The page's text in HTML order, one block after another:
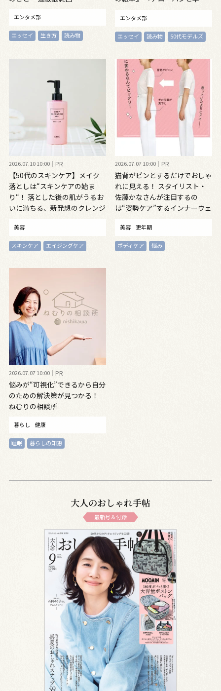
エンタメ部
エッセイ 生き方 読み物
エンタメ部
エッセイ 読み物 50代モデルズ
2026.07.10 10:00 PR
【50代のスキンケア】メイク
落としは“スキンケアの始ま
り“！ 落とした後の肌がうるお
いに満ちる、新発想のクレンジ
美容
スキンケア エイジングケア
2026.07.07 10:00 PR
猫背がピンとするだけでおしゃ
れに見える！ スタイリスト・
佐藤かなさんが注目するの
は“姿勢ケア”するインナーウェ
美容 更年期
ボディケア 悩み
2026.07.07 10:00 PR
悩みが“可視化”できるから自分
のための解決策が見つかる！
ねむりの相談所
暮らし 健康
睡眠 暮らしの知恵
大人のおしゃれ手帖
最新号＆付録